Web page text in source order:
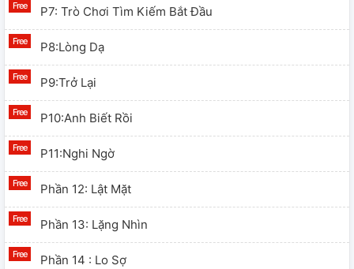
P7: Trò Chơi Tìm Kiếm Bắt Đầu
P8:Lòng Dạ
P9:Trở Lại
P10:Anh Biết Rồi
P11:Nghi Ngờ
Phần 12: Lật Mặt
Phần 13: Lặng Nhìn
Phần 14 : Lo Sợ